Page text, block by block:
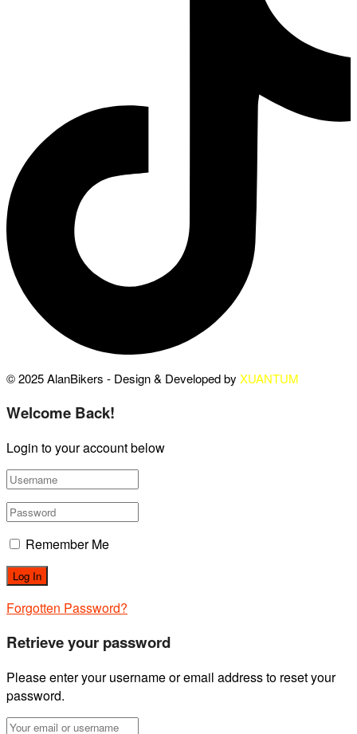
© 2025 AlanBikers - Design & Developed by XUANTUM
Welcome Back!
Login to your account below
Remember Me
Forgotten Password?
Retrieve your password
Please enter your username or email address to reset your
password.